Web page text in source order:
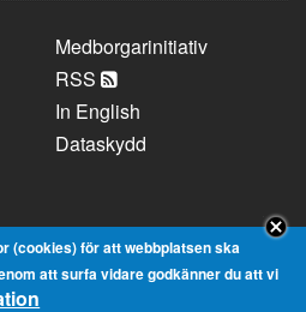
Medborgarinitiativ
RSS
In English
Dataskydd
Mariehamn
(cookies) för att webbplatsen ska
att surfa vidare godkänner du att vi